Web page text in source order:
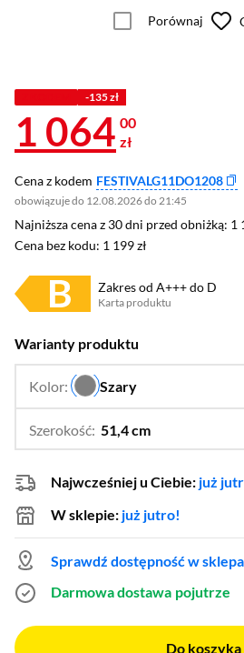
Porównaj
-135 zł
1 064 00
zł
Cena z kodem FESTIVALG11DO1208
obowiązuje do 12.08.2026 do 21:45
Najniższa cena z 30 dni przed obniżką: 1
Najniższa cena z 30 dni przed obniżką: 1
Cena bez kodu: 1 199 zł
Cena bez kodu: 1 199 zł
Zakres od A+++ do D
Karta produktu
Plik w formacie pdf
(otworzy się w nowym oknie)
Warianty produktu
Kolor: Szary
Szerokość: 51,4 cm
Najwcześniej u Ciebie: już
W sklepie: już jutro!
Sprawdź dostępność w
Darmowa dostawa pojutrze
Do koszyka